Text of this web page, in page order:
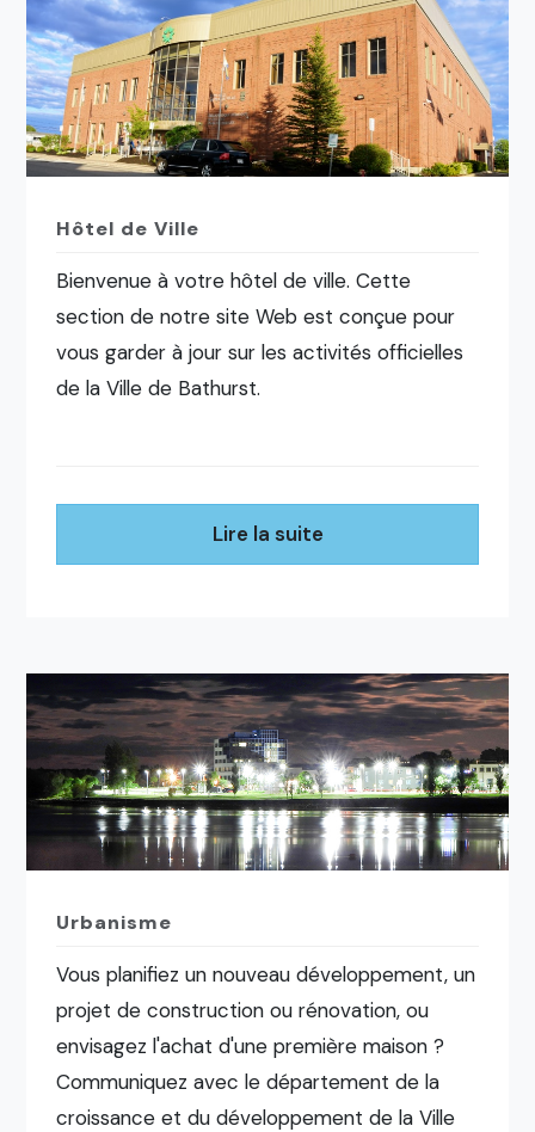
Hôtel de Ville
Bienvenue à votre hôtel de ville. Cette
section de notre site Web est conçue pour
vous garder à jour sur les activités officielles
de la Ville de Bathurst.
Lire la suite
Urbanisme
Vous planifiez un nouveau développement, un
projet de construction ou rénovation, ou
envisagez l'achat d'une première maison ?
Communiquez avec le département de la
croissance et du développement de la Ville